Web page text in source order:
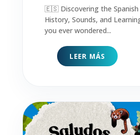
🇪🇸 Discovering the Spanish
History, Sounds, and
you ever wondered...
LEER MÁS